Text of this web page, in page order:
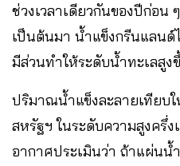
ช่วงเวลาเดียวกันของปีก่อ
เป็นต้นมา น้ำแข็งกรีนแลน
มีส่วนทำให้ระดับน้ำทะเลสูง
ปริมาณน้ำแข็งละลายเทียบ
สหรัฐฯ ในระดับความสูงครึ่
อากาศประเมินว่า ถ้าแผ่น